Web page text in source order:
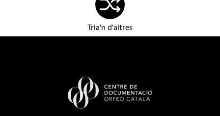
Tria'n d'altres